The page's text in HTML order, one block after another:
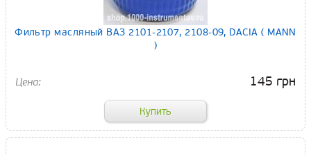
Фильтр масляный ВАЗ 2101-2107, 2108-09, DACIA ( MANN
)
145 грн